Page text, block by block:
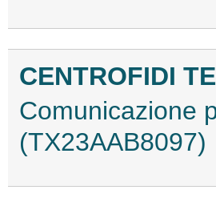
CENTROFIDI
Comunicazione
(TX23AAB8097)